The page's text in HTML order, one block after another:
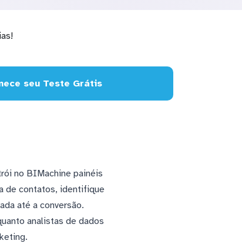
seu Teste Grátis
no BIMachine painéis
de contatos, identifique
até a conversão.
analistas de dados